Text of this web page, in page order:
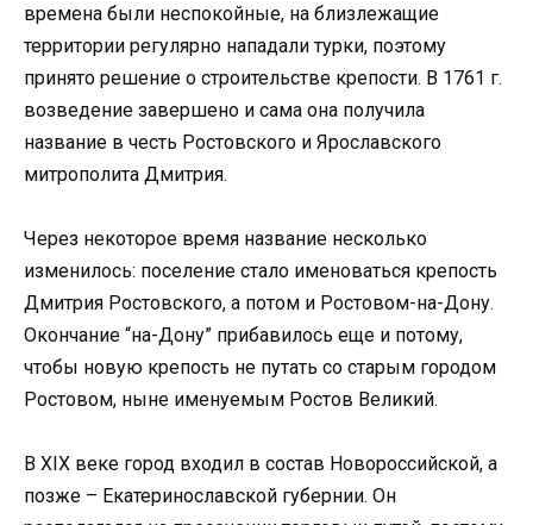
времена были неспокойные, на близлежащие
территории регулярно нападали турки, поэтому
принято решение о строительстве крепости. В 1761 г.
возведение завершено и сама она получила
название в честь Ростовского и Ярославского
митрополита Дмитрия.
Через некоторое время название несколько
изменилось: поселение стало именоваться крепость
Дмитрия Ростовского, а потом и Ростовом-на-Дону.
Окончание “на-Дону” прибавилось еще и потому,
чтобы новую крепость не путать со старым городом
Ростовом, ныне именуемым Ростов Великий.
В XIX веке город входил в состав Новороссийской, а
позже – Екатеринославской губернии. Он